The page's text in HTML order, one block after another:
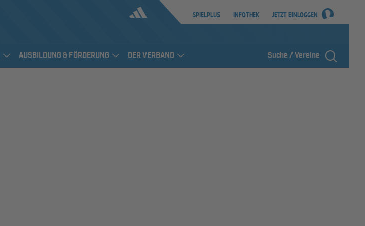
SPIELPLUS INFOTHEK JETZT EINLOGGEN
AUSBILDUNG & FÖRDERUNG DER VERBAND Suche / Vereine